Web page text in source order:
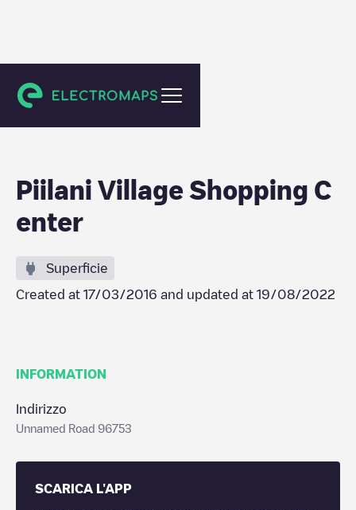
Kihei
Piilani Village Shopping C
enter
Superficie
Created at 17/03/2016 and updated at 19/08/2022
INFORMATION
Indirizzo
Unnamed Road 96753
SCARICA L'APP